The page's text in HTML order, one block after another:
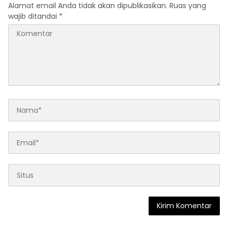
Alamat email Anda tidak akan dipublikasikan. Ruas yang
wajib ditandai *